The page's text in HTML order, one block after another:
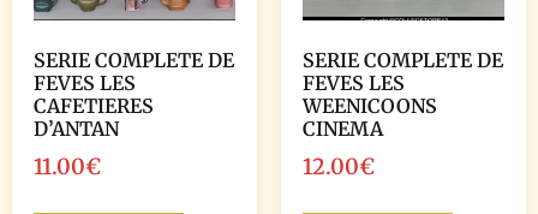
SERIE COMPLETE DE
FEVES LES
CAFETIERES
D’ANTAN
11.00€
SERIE COMPLETE DE
FEVES LES
WEENICOONS
CINEMA
12.00€